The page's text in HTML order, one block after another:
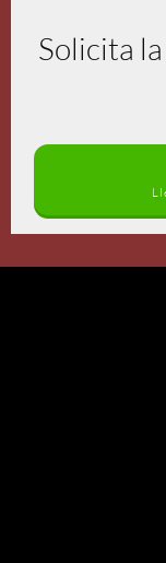
Solicita